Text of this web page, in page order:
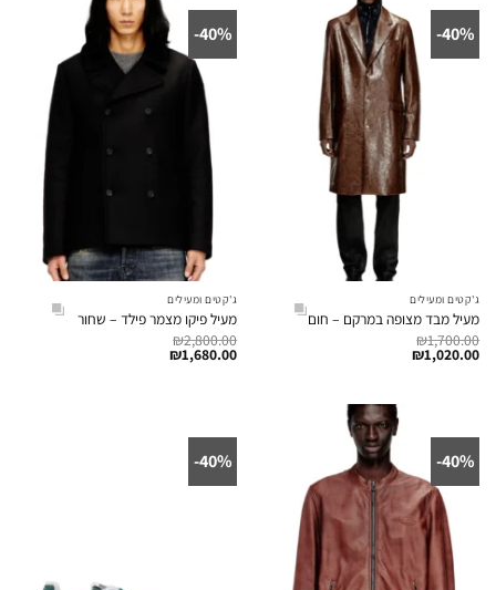
40%-
ג'קטים ומעילים
מעיל מבד מצופה במרקם – חום
₪1,700.00
₪1,020.00
40%-
ג'קטים ומעילים
מעיל פיקו מצמר פילד – שחור
₪2,800.00
₪1,680.00
40%-
40%-